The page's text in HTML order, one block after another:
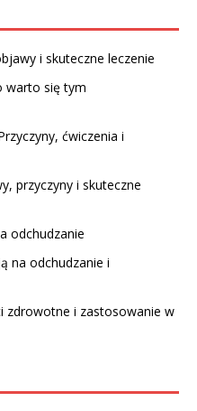
i skuteczne leczenie
warto się tym
ćwiczenia i
przyczyny i skuteczne
odchudzanie
na odchudzanie i
zdrowotne i zastosowanie w